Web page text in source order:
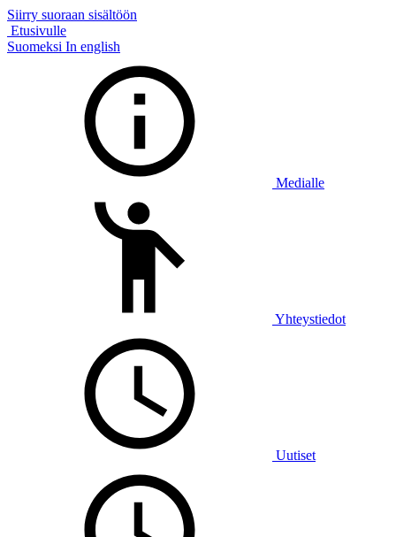
Siirry suoraan sisältöön
Etusivulle
Suomeksi In english
Medialle
Yhteystiedot
Uutiset